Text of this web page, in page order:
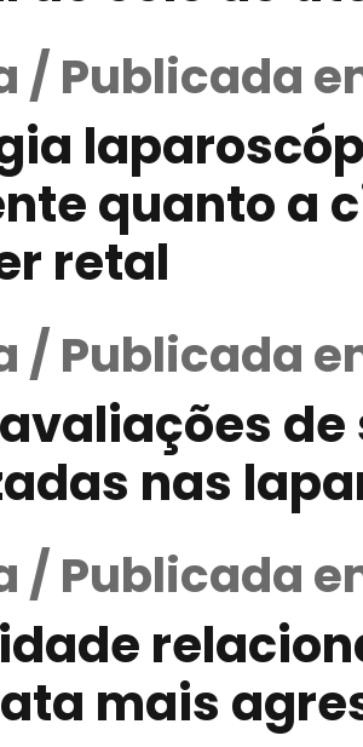
/ Publicada
quanto a
retal
/ Publicada
nas
/ Publicada
mais